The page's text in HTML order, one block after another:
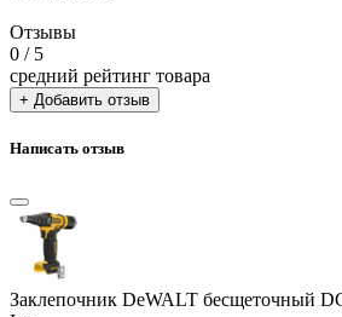
Отзывы
0 / 5
средний рейтинг товара
+ Добавить отзыв
Написать отзыв
Заклепочник DeWALT бесщеточный